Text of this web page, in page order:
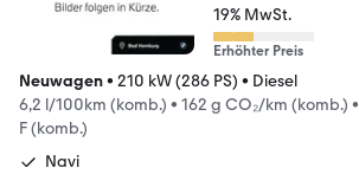
19% MwSt.
Erhöhter Preis
Neuwagen• 210 kW (286 PS) • Diesel
6,2 l/100km (komb.) • 162 g CO₂/km (komb.) •
F (komb.)
Navi